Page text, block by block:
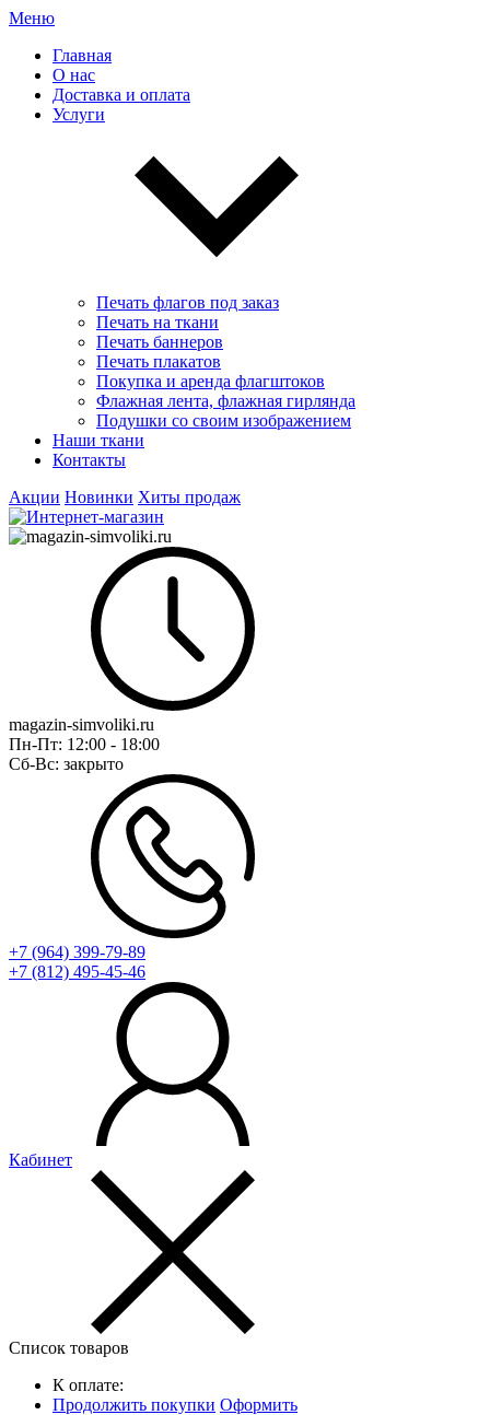
Меню
Главная
О нас
Доставка и оплата
Услуги
Печать флагов под заказ
Печать на ткани
Печать баннеров
Печать плакатов
Покупка и аренда флагштоков
Флажная лента, флажная гирлянда
Подушки со своим изображением
Наши ткани
Контакты
Акции Новинки Хиты продаж
magazin-simvoliki.ru
Пн-Пт: 12:00 - 18:00
Сб-Вс: закрыто
+7 (964) 399-79-89
+7 (812) 495-45-46
Кабинет
Список товаров
К оплате:
Продолжить покупки Оформить